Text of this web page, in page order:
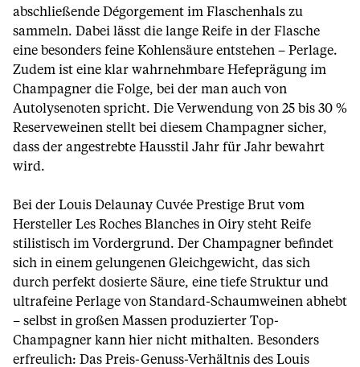
abschließende Dégorgement im Flaschenhals zu
sammeln. Dabei lässt die lange Reife in der Flasche
eine besonders feine Kohlensäure entstehen – Perlage.
Zudem ist eine klar wahrnehmbare Hefeprägung im
Champagner die Folge, bei der man auch von
Autolysenoten spricht. Die Verwendung von 25 bis 30 %
Reserveweinen stellt bei diesem Champagner sicher,
dass der angestrebte Hausstil Jahr für Jahr bewahrt
wird.
Bei der Louis Delaunay Cuvée Prestige Brut vom
Hersteller Les Roches Blanches in Oiry steht Reife
stilistisch im Vordergrund. Der Champagner befindet
sich in einem gelungenen Gleichgewicht, das sich
durch perfekt dosierte Säure, eine tiefe Struktur und
ultrafeine Perlage von Standard-Schaumweinen abhebt
– selbst in großen Massen produzierter Top-
Champagner kann hier nicht mithalten. Besonders
erfreulich: Das Preis-Genuss-Verhältnis des Louis